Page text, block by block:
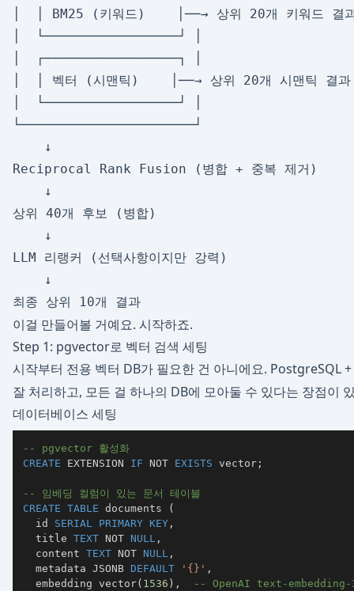
│  │ BM25 (키워드)    │──→ 상위 20개 키워드 결
│  └─────────────────┘ │
│  ┌─────────────────┐ │
│  │ 벡터 (시맨틱)    │──→ 상위 20개 시맨틱 결과
│  └─────────────────┘ │
└──────────────────────┘
    ↓
Reciprocal Rank Fusion (병합 + 중복 제거)
    ↓
상위 40개 후보 (병합)
    ↓
LLM 리랭커 (선택사항이지만 강력)
    ↓
이걸 만들어볼 거예요. 시작하죠.
Step 1: pgvector로 벡터 검색 세팅
시작부터 전용 벡터 DB가 필요한 건 아니에요. PostgreSQL +
잘 처리하고, 모든 걸 하나의 DB에 모아둘 수 있다는 장점이
데이터베이스 세팅
-- pgvector 활성화
CREATE EXTENSION IF NOT EXISTS vector ;
-- 임베딩 컬럼이 있는 문서 테이블
CREATE TABLE documents
(
  id
SERIAL PRIMARY KEY ,
  title
TEXT NOT NULL ,
  content
TEXT NOT NULL ,
  metadata JSONB
DEFAULT '{}' ,
  embedding vector
( 1536 ) ,
-- OpenAI text-embedding-